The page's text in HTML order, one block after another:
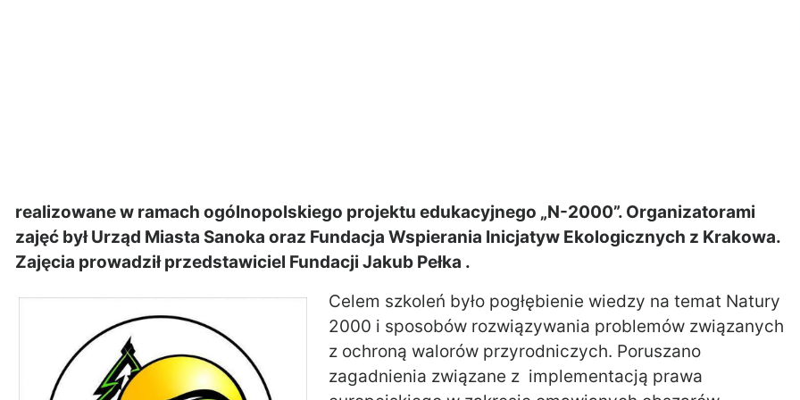
realizowane w ramach ogólnopolskiego projektu edukacyjnego „N-2000”. Organizatorami
zajęć był Urząd Miasta Sanoka oraz Fundacja Wspierania Inicjatyw Ekologicznych z Krakowa.
Zajęcia prowadził przedstawiciel Fundacji Jakub Pełka .
Celem szkoleń było pogłębienie wiedzy na temat Natury
2000 i sposobów rozwiązywania problemów związanych
z ochroną walorów przyrodniczych. Poruszano
zagadnienia związane z implementacją prawa